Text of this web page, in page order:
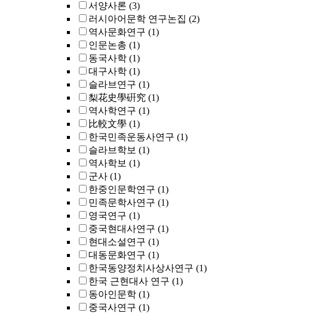
서양사론 (3)
러시아어문학 연구논집 (2)
역사문화연구 (1)
인문논총 (1)
동국사학 (1)
대구사학 (1)
슬라브연구 (1)
梨花史學硏究 (1)
역사학연구 (1)
比較文學 (1)
한국민족운동사연구 (1)
슬라브학보 (1)
역사학보 (1)
군사 (1)
한중인문학연구 (1)
민족문학사연구 (1)
영국연구 (1)
중국현대사연구 (1)
현대소설연구 (1)
대동문화연구 (1)
한국동양정치사상사연구 (1)
한국 근현대사 연구 (1)
동아인문학 (1)
중국사연구 (1)